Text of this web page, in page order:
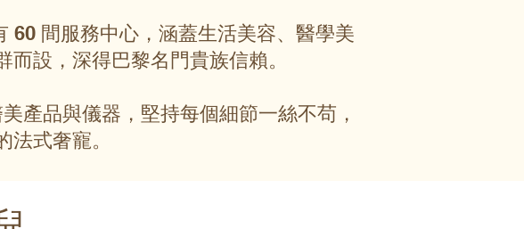
60 間服務中心，涵蓋生活美容、醫學美
設，深得巴黎名門貴族信賴。
產品與儀器，堅持每個細節一絲不苟，
式奢寵。